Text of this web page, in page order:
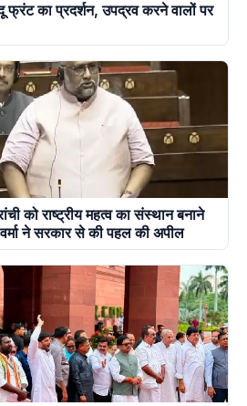
फ्रंट का प्रदर्शन, उपद्रव करने वालों पर
को राष्ट्रीय महत्व का संस्थान बनाने
ने सरकार से की पहल की अपील